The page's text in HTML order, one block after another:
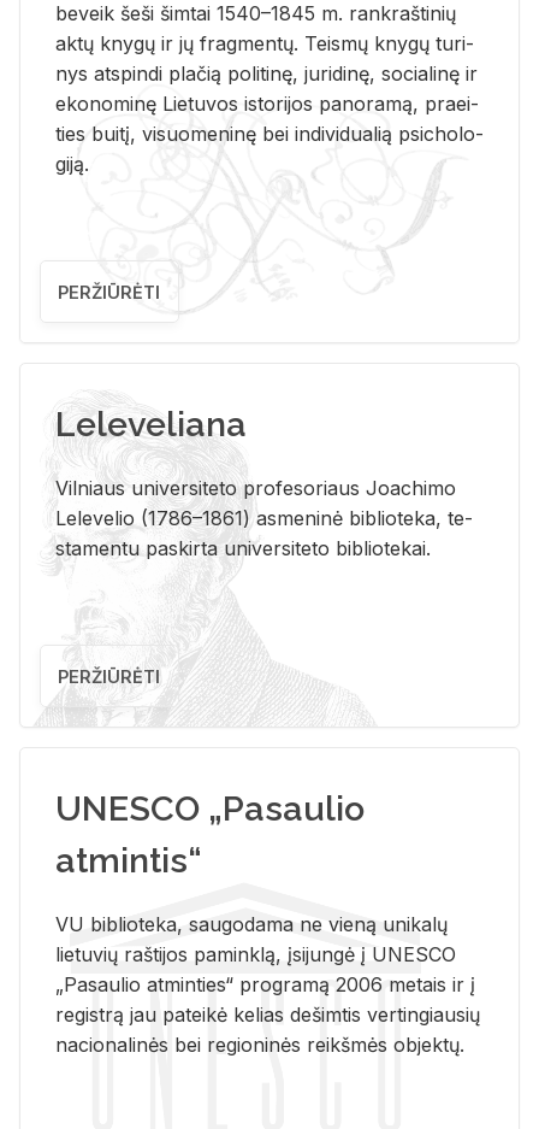
be­veik šeši šim­tai 1540–1845 m. rank­raš­ti­nių
aktų kny­gų ir jų frag­men­tų. Teis­mų kny­gų tu­ri­
nys at­spin­di pla­čią po­li­ti­nę, ju­ri­di­nę, so­cia­li­nę ir
eko­no­mi­nę Lie­tu­vos is­to­ri­jos pa­no­ra­mą, pra­ei­
ties bui­tį, vi­suo­me­ni­nę bei in­di­vi­dua­lią psi­cho­lo­
gi­ją.
PERŽIŪRĖTI
Leleveliana
Vil­niaus uni­ver­si­te­to pro­fe­so­riaus Jo­a­chi­mo
Le­le­ve­lio (1786–1861) as­me­ni­nė bi­b­lio­te­ka, te­
sta­men­tu pa­skir­ta uni­ver­si­te­to bi­b­lio­te­kai.
PERŽIŪRĖTI
UNESCO „Pasaulio
atmintis“
VU biblioteka, saugodama ne vieną unikalų
lietuvių raštijos paminklą, įsijungė į UNESCO
„Pasaulio atminties“ programą 2006 metais ir į
registrą jau pateikė kelias dešimtis vertingiausių
nacionalinės bei regioninės reikšmės objektų.